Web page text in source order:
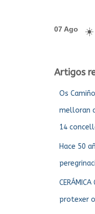
07 Ago
Artigos
Os
melloran
14
Hace 50
protexer